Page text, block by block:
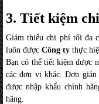
3. Tiết kiệm
Giảm thiểu chi phí tối đa
luôn được Công ty thực
Bạn có thể tiết kiệm được
các đơn vị khác. Đơn
được nhập khẩu chính
hãng.